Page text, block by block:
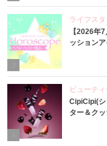
3
ライフス
【2026年
ッション
4
ビューティ
CipiCipi(シ
ター＆ク